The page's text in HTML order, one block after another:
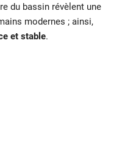
du bassin révèlent une
modernes ; ainsi,
et stable.